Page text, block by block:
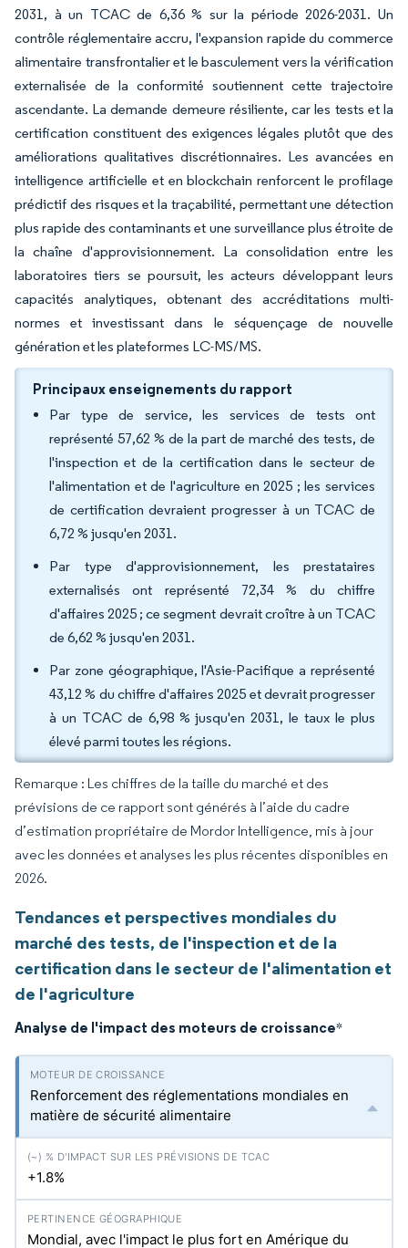
2031, à un TCAC de 6,36 % sur la période 2026-2031. Un
contrôle réglementaire accru, l'expansion rapide du commerce
alimentaire transfrontalier et le basculement vers la vérification
externalisée de la conformité soutiennent cette trajectoire
ascendante. La demande demeure résiliente, car les tests et la
certification constituent des exigences légales plutôt que des
améliorations qualitatives discrétionnaires. Les avancées en
intelligence artificielle et en blockchain renforcent le profilage
prédictif des risques et la traçabilité, permettant une détection
plus rapide des contaminants et une surveillance plus étroite de
la chaîne d'approvisionnement. La consolidation entre les
laboratoires tiers se poursuit, les acteurs développant leurs
capacités analytiques, obtenant des accréditations multi-
normes et investissant dans le séquençage de nouvelle
génération et les plateformes LC-MS/MS.
Principaux enseignements du rapport
Par type de service, les services de tests ont
représenté 57,62 % de la part de marché des tests, de
l'inspection et de la certification dans le secteur de
l'alimentation et de l'agriculture en 2025 ; les services
de certification devraient progresser à un TCAC de
6,72 % jusqu'en 2031.
Par type d'approvisionnement, les prestataires
externalisés ont représenté 72,34 % du chiffre
d'affaires 2025 ; ce segment devrait croître à un TCAC
de 6,62 % jusqu'en 2031.
Par zone géographique, l'Asie-Pacifique a représenté
43,12 % du chiffre d'affaires 2025 et devrait progresser
à un TCAC de 6,98 % jusqu'en 2031, le taux le plus
élevé parmi toutes les régions.
Remarque : Les chiffres de la taille du marché et des
prévisions de ce rapport sont générés à l’aide du cadre
d’estimation propriétaire de Mordor Intelligence, mis à jour
avec les données et analyses les plus récentes disponibles en
2026.
Tendances et perspectives mondiales du
marché des tests, de l'inspection et de la
certification dans le secteur de l'alimentation et
de l'agriculture
Analyse de l'impact des moteurs de croissance*
Renforcement des réglementations mondiales en
matière de sécurité alimentaire
+1.8%
Mondial, avec l'impact le plus fort en Amérique du